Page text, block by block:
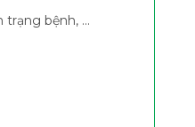
trạng bệnh, ...